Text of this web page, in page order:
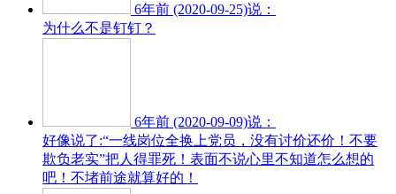
6年前 (2020-09-25)说：
为什么不是钉钉？
6年前 (2020-09-09)说：
好像说了:“一线岗位全换上党员，没有讨价还价！不要
欺负老实”把人得罪死！表面不说心里不知道怎么想的
吧！不堵前途就算好的！